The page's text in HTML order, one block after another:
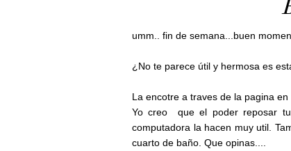
umm.. fin de semana...buen
¿No te parece útil y hermosa es
La encotre a traves de la pagina en
Yo creo que el poder reposar
computadora la hacen muy util.
cuarto de baño . Que opinas....